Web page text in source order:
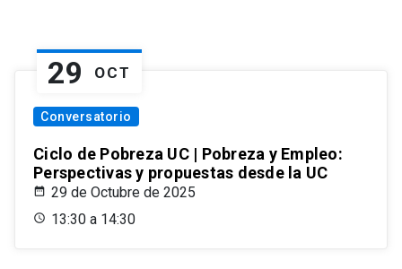
29 OCT
Conversatorio
Ciclo de Pobreza UC | Pobreza y Empleo:
Perspectivas y propuestas desde la UC
29 de Octubre de 2025
13:30 a 14:30